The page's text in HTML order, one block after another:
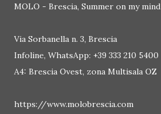
MOLO - Brescia, Summer on my mind
Via Sorbanella n. 3, Brescia
Infoline, WhatsApp: +39 333 210 5400
A4: Brescia Ovest, zona Multisala OZ
https://www.molobrescia.com